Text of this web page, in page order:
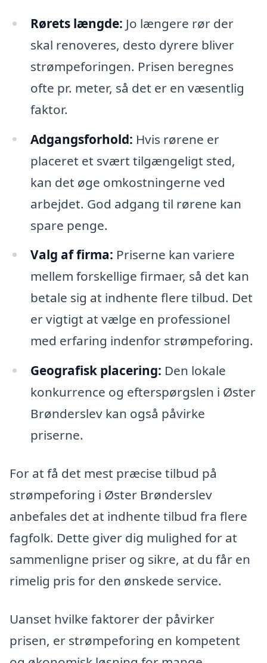
Rørets længde: Jo længere rør der
skal renoveres, desto dyrere bliver
strømpeforingen. Prisen beregnes
ofte pr. meter, så det er en væsentlig
faktor.
Adgangsforhold: Hvis rørene er
placeret et svært tilgængeligt sted,
kan det øge omkostningerne ved
arbejdet. God adgang til rørene kan
spare penge.
Valg af firma: Priserne kan variere
mellem forskellige firmaer, så det kan
betale sig at indhente flere tilbud. Det
er vigtigt at vælge en professionel
med erfaring indenfor strømpeforing.
Geografisk placering: Den lokale
konkurrence og efterspørgslen i Øster
Brønderslev kan også påvirke
priserne.
For at få det mest præcise tilbud på
strømpeforing i Øster Brønderslev
anbefales det at indhente tilbud fra flere
fagfolk. Dette giver dig mulighed for at
sammenligne priser og sikre, at du får en
rimelig pris for den ønskede service.
Uanset hvilke faktorer der påvirker
prisen, er strømpeforing en kompetent